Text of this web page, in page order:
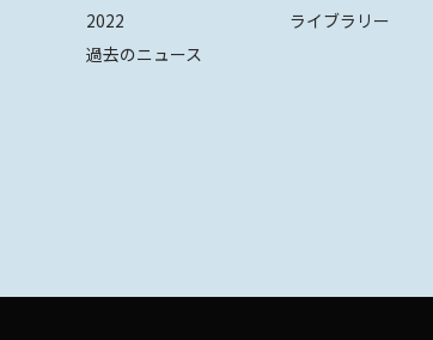
2022
過去のニュース
ライブラリー